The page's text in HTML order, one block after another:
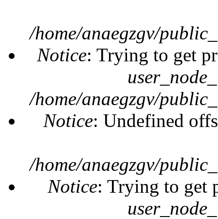
/home/anaegzgv/
Notice: Trying to get
/home/anaegzgv/
Notice: Undefined
/home/anaegzgv/
Notice: Trying to get